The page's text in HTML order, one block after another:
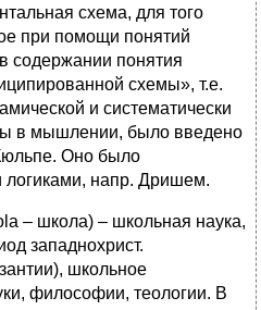
схема, для того
при помощи понятий
содержании понятия
схемы», т.е.
и систематически
в мышлении, было введено
Оно было
логиками, напр. Дришем.
– школа) – школьная наука,
западнохрист.
школьное
философии, теологии. В